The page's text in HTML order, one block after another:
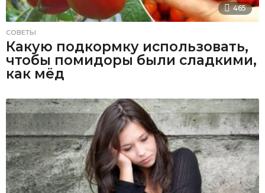
465
СОВЕТЫ
Какую подкормку использовать,
чтобы помидоры были сладкими,
как мёд